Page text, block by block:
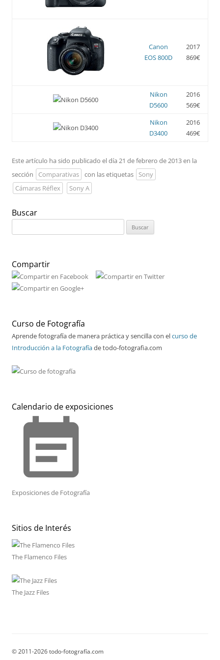
Canon
EOS 800D
2017
869€
Nikon
D5600
2016
569€
Nikon
D3400
2016
469€
Este artículo ha sido publicado el día 21 de febrero de 2013 en la
sección
Comparativas con las etiquetas
Sony
Cámaras Réflex
Sony A
Buscar
Compartir
Curso de Fotografía
Aprende fotografía de manera práctica y sencilla con elcurso de
Introducción a la Fotografíade todo-fotografia.com
Calendario de exposiciones
event_note
Exposiciones de Fotografía
Sitios de Interés
The Flamenco Files
The Jazz Files
© 2011-2026 todo-fotografía.com